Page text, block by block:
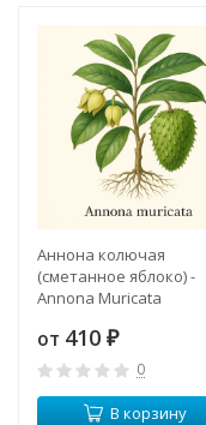
Аннона колючая
(сметанное яблоко) -
Annona Muricata
от 410 ₽
0
В корзину